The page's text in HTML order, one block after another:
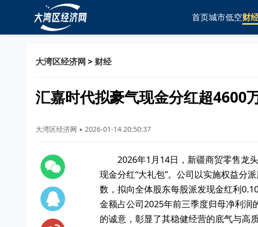
首页城市低空财
大湾区经济网 > 财经
汇嘉时代拟豪气现金分红超4600
大湾区经济网 ▪ 2026-01-14 20:50:37
2026年1月14日，新疆商贸零售龙
现金分红“大礼包”。公司以实施权益分
数，拟向全体股东每股派发现金红利
金额占公司2025年前三季度归母净利润
的诚意，彰显了其稳健经营的底气与高